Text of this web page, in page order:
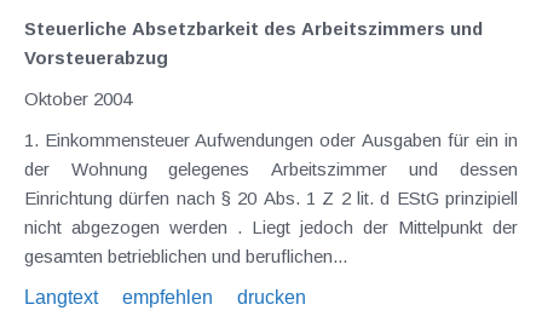
Steuerliche Absetzbarkeit des Arbeitszimmers und
Vorsteuerabzug
Oktober 2004
1. Einkommensteuer Aufwendungen oder Ausgaben für ein in
der Wohnung gelegenes Arbeitszimmer und dessen
Einrichtung dürfen nach § 20 Abs. 1 Z 2 lit. d EStG prinzipiell
nicht abgezogen werden . Liegt jedoch der Mittelpunkt der
gesamten betrieblichen und beruflichen...
Langtext
empfehlen drucken